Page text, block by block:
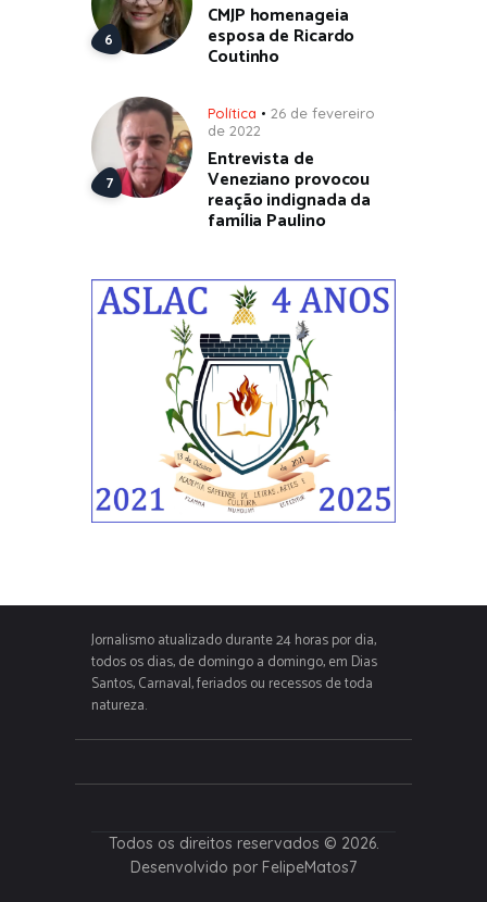
CMJP homenageia
esposa de Ricardo
Coutinho
Política
26 de fevereiro
de 2022
Entrevista de
Veneziano provocou
reação indignada da
família Paulino
Jornalismo atualizado durante 24 horas por dia,
todos os dias, de domingo a domingo, em Dias
Santos, Carnaval, feriados ou recessos de toda
natureza.
Todos os direitos reservados © 2026.
Desenvolvido por FelipeMatos7